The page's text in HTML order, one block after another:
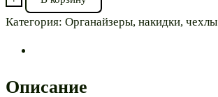
Органайзер⭐"Лидер-1
50ЧК"
Категория: Органайзеры, накидки, чехлы
Описание